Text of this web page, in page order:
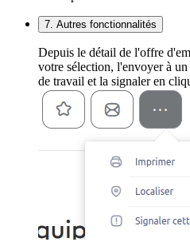
7. Autres fonctionnalités
Depuis le détail de l'offre
votre sélection, l'envoyer à
de travail et la signaler en